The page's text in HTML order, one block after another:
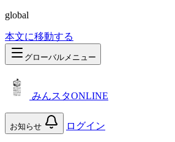
global
本文に移動する
グローバルメニュー
みんスタONLINE
お知らせ ログイン